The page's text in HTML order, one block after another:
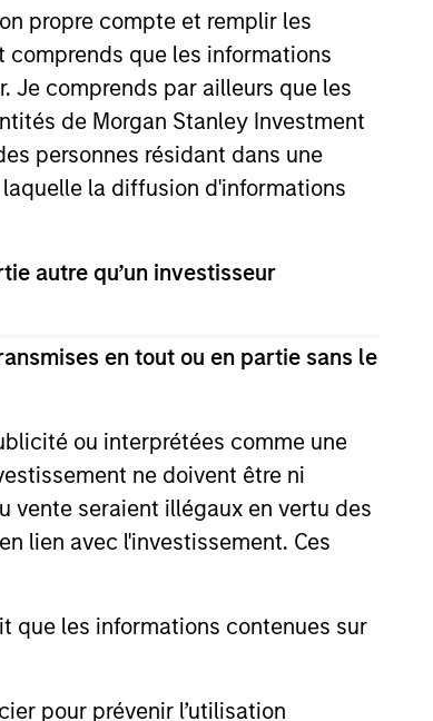
propre compte et remplir les
que les informations
Je comprends par ailleurs que les
de Morgan Stanley Investment
personnes résidant dans une
la diffusion d'informations
autre qu’un investisseur
en tout ou en partie sans le
ou interprétées comme une
ne doivent être ni
vente seraient illégaux en vertu des
lien avec l'investissement. Ces
que les informations contenues sur
pour prévenir l’utilisation
history of
4
Minimize Downside
Participation
The objective of the high
quality philosophy is to
and preserve capital in